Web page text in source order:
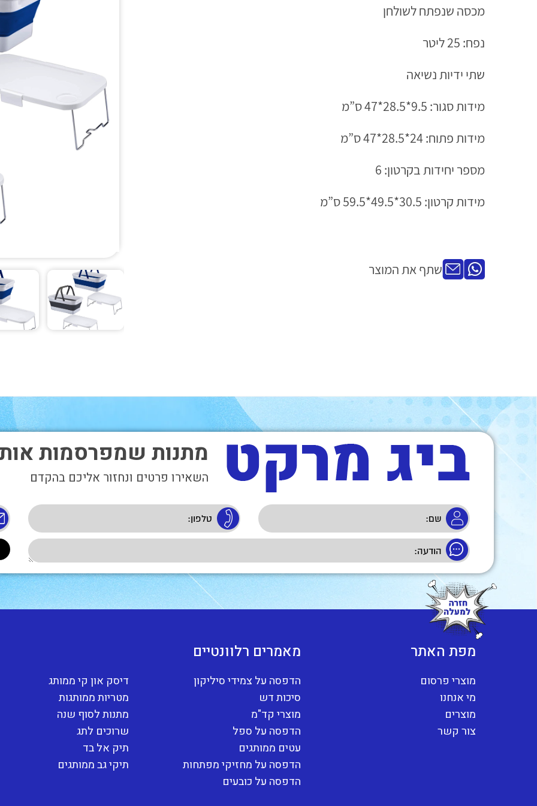
מכסה שנפתח לשולחן
נפח: 25 ליטר
שתי ידיות נשיאה
מידות סגור: 9.5*28.5*47 ס”מ
מידות פתוח: 24*28.5*47 ס”מ
מספר יחידות בקרטון: 6
מידות קרטון: 30.5*49.5*59.5 ס”מ
שתף את המוצר
מתנות שמפרסמות
השאירו פרטים ונחזור אליכם בהקדם
מפת האתר מאמרים רלוונטיים
מוצרי פרסום
מי אנחנו
מוצרים
צור קשר
הדפסה על צמידי סיליקון
סיכות דש
מוצרי קד"מ
הדפסה על ספל
עטים ממותגים
הדפסה על מחזיקי מפתחות
הדפסה על כובעים
דיסק און קי ממותג
מטריות ממותגות
מתנות לסוף שנה
שרוכים לתג
תיק אל בד
תיקי גב ממותגים